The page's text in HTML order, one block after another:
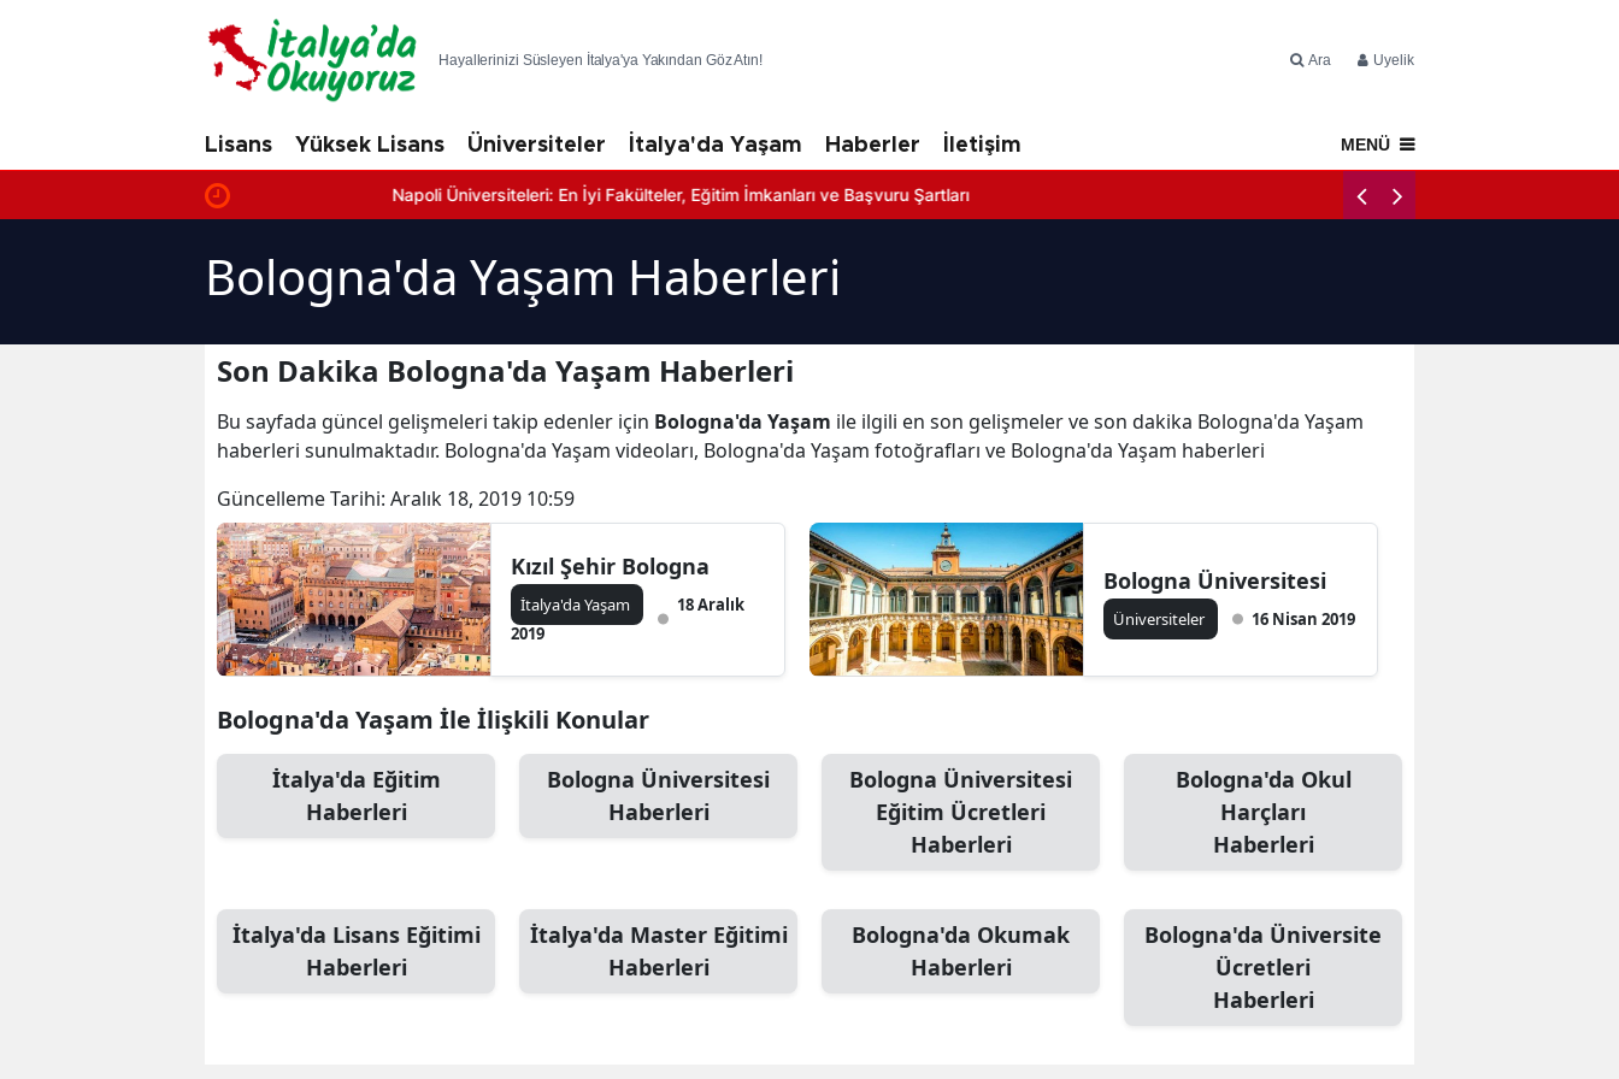
Hayallerinizi Süsleyen İtalya'ya Yakından Göz Atın! Ara Üyelik
Lisans Yüksek Lisans Üniversiteler İtalya'da Yaşam Haberler İletişim MENÜ
Napoli Üniversiteleri: En İyi Fakülteler, Eğitim İmkanları ve Başvuru Şartları
Bologna'da Yaşam Haberleri
Son Dakika Bologna'da Yaşam Haberleri
Bu sayfada güncel gelişmeleri takip edenler için Bologna'da Yaşam ile ilgili en son gelişmeler ve son dakika Bologna'da Yaşam
haberleri sunulmaktadır. Bologna'da Yaşam videoları, Bologna'da Yaşam fotoğrafları ve Bologna'da Yaşam haberleri
Güncelleme Tarihi: Aralık 18, 2019 10:59
Kızıl Şehir Bologna
İtalya'da Yaşam
18 Aralık
2019
Bologna Üniversitesi
Üniversiteler 16 Nisan 2019
Bologna'da Yaşam İle İlişkili Konular
İtalya'da Eğitim
Haberleri
Bologna Üniversitesi
Haberleri
Bologna Üniversitesi
Eğitim Ücretleri
Haberleri
Bologna'da Okul
Harçları
Haberleri
İtalya'da Lisans Eğitimi
Haberleri
İtalya'da Master Eğitimi
Haberleri
Bologna'da Okumak
Haberleri
Bologna'da Üniversite
Ücretleri
Haberleri